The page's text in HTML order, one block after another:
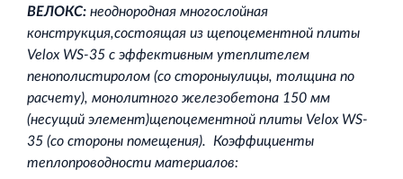
ВЕЛОКС: неоднородная многослойная
конструкция,состоящая из щепоцементной плиты
Velox WS-35 с эффективным утеплителем
пенополистиролом (со стороныулицы, толщина по
расчету), монолитного железобетона 150 мм
(несущий элемент)щепоцементной плиты Velox WS-
35 (со стороны помещения). Коэффициенты
теплопроводности материалов: